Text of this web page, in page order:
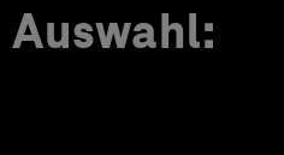
Auswahl: